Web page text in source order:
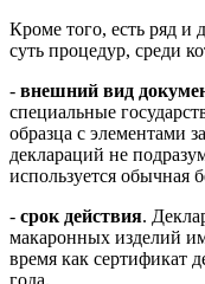
Кроме того, есть ряд и
суть процедур, среди
- внешний вид
специальные
образца с элементами
деклараций не
используется обычная
- срок действия.
макаронных изделий
время как сертификат
года.